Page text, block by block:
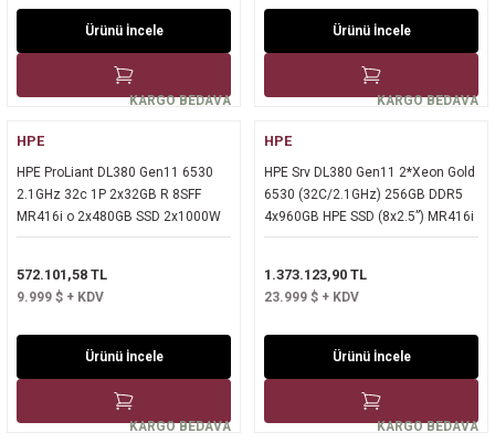
Ürünü İncele Ürünü İncele
KARGO BEDAVA
HPE
HPE ProLiant DL380 Gen11 6530
2.1GHz 32c 1P 2x32GB R 8SFF
MR416i o 2x480GB SSD 2x1000W
PS EU Server - P81787-425
572.101,58 TL
9.999 $ + KDV
Ürünü İncele
KARGO BEDAVA
HPE
HPE Srv DL380 Gen11 2*Xeon Gold
6530 (32C/2.1GHz) 256GB DDR5
4x960GB HPE SSD (8x2.5”) MR416i
o/8GB 2x10/25GbE SFP+ 4x1GbE
1.373.123,90 TL
23.999 $ + KDV
Ürünü İncele
KARGO BEDAVA KARGO BEDAVA